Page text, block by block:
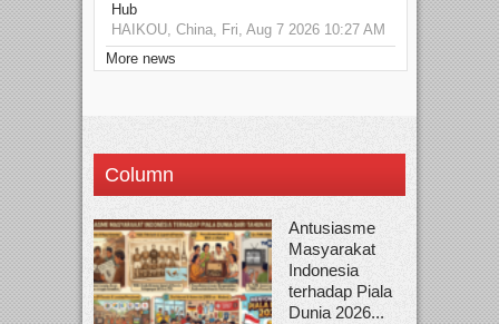
Hub
HAIKOU, China, Fri, Aug 7 2026 10:27 AM
More news
Column
Antusiasme
Masyarakat
Indonesia
terhadap Piala
Dunia 2026...